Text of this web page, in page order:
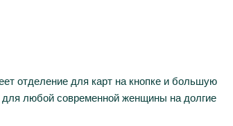
отделение для карт на кнопке и большую
любой современной женщины на долгие